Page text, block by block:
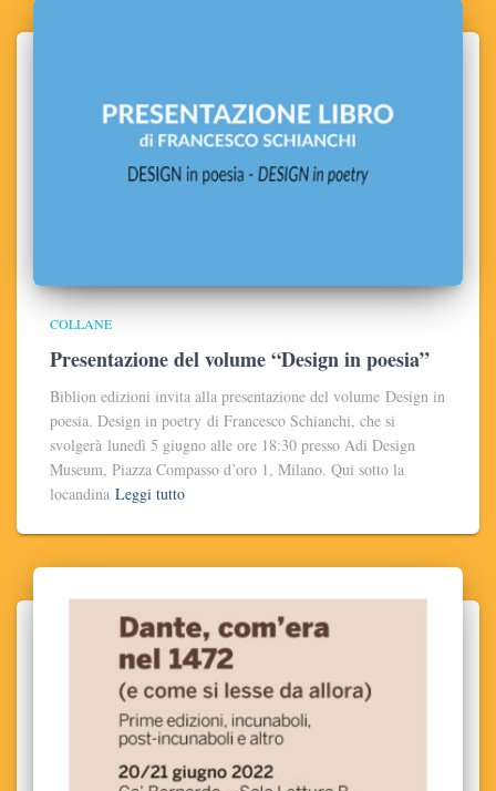
COLLANE
Presentazione del volume “Design in poesia”
Biblion edizioni invita alla presentazione del volume Design in
poesia. Design in poetry di Francesco Schianchi, che si
svolgerà lunedì 5 giugno alle ore 18:30 presso Adi Design
Museum, Piazza Compasso d’oro 1, Milano. Qui sotto la
locandina Leggi tutto